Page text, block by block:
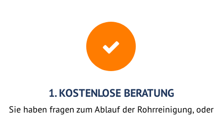
1. KOSTENLOSE BERATUNG
Sie haben fragen zum Ablauf der Rohrreinigung, oder